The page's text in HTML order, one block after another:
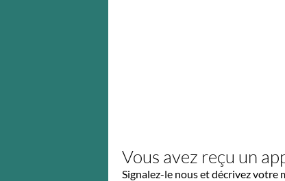
Vous avez reçu un
Signalez-le nous et décrivez votre